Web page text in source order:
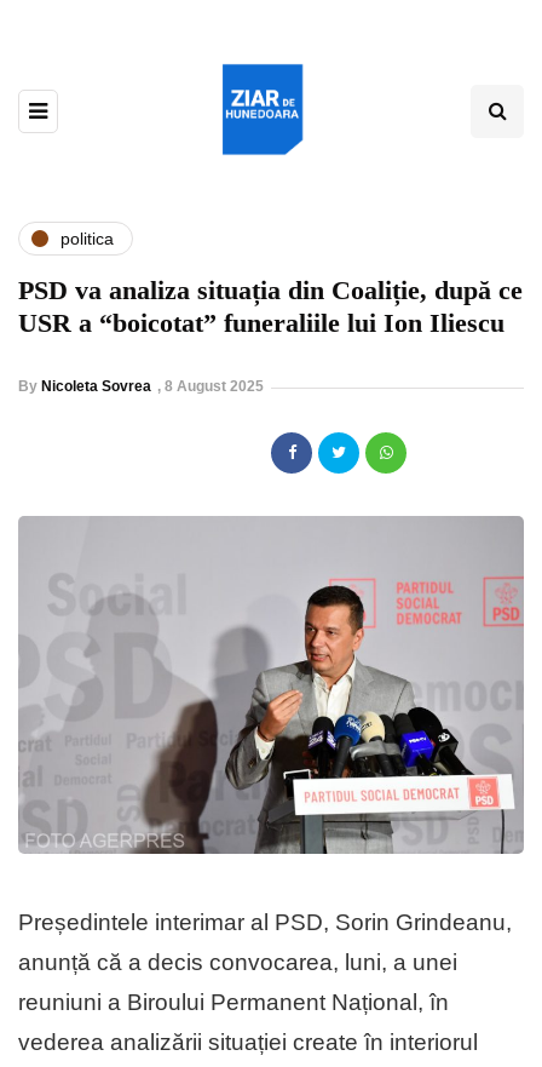
politica
PSD va analiza situația din Coaliție, după ce
USR a “boicotat” funeraliile lui Ion Iliescu
By Nicoleta Sovrea , 8 August 2025
Președintele interimar al PSD, Sorin Grindeanu,
anunță că a decis convocarea, luni, a unei
reuniuni a Biroului Permanent Național, în
vederea analizării situației create în interiorul